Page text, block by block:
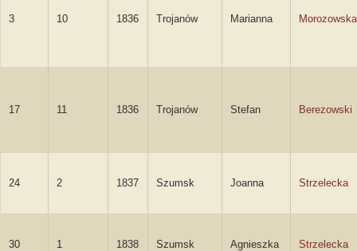
3 10 1836 Trojanów Marianna Morozowska
17 11 1836 Trojanów Stefan Berezowski
24 2 1837 Szumsk Joanna Strzelecka
30 1 1838 Szumsk Agnieszka Strzelecka